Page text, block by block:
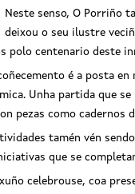
Neste senso, O Porriño
deixou o seu ilustre
polo centenario deste
é a posta
Unha partida que
pezas como cadernos
tamén vén
que se
celebrouse, coa